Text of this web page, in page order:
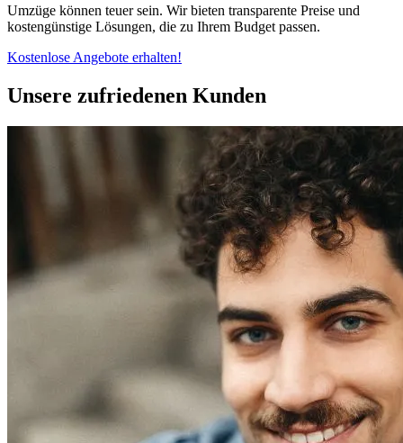
Umzüge können teuer sein. Wir bieten transparente Preise und
kostengünstige Lösungen, die zu Ihrem Budget passen.
Kostenlose Angebote erhalten!
Unsere zufriedenen Kunden